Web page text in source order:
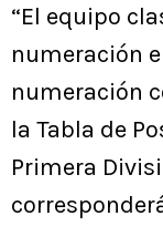
“El equipo
numeración
numeración
la Tabla de
Primera